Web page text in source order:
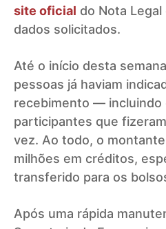
site oficial do Nota
dados solicitados.
Até o início desta
pessoas já haviam
recebimento — incluindo
participantes que
vez. Ao todo, o
milhões em créditos,
transferido para os
Após uma rápida